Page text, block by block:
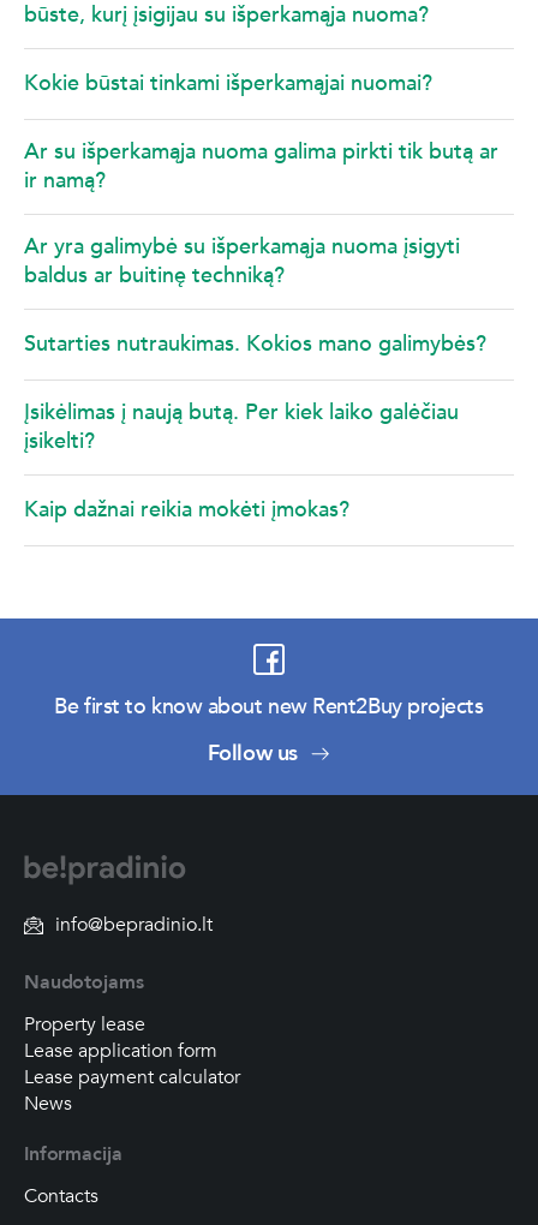
būste, kurį įsigijau su išperkamąja nuoma?
Kokie būstai tinkami išperkamąjai nuomai?
Ar su išperkamąja nuoma galima pirkti tik butą ar
ir namą?
Ar yra galimybė su išperkamąja nuoma įsigyti
baldus ar buitinę techniką?
Sutarties nutraukimas. Kokios mano galimybės?
Įsikėlimas į naują butą. Per kiek laiko galėčiau
įsikelti?
Kaip dažnai reikia mokėti įmokas?
Be first to know about new Rent2Buy projects
Follow us
info@bepradinio.lt
Naudotojams
Property lease
Lease application form
Lease payment calculator
News
Informacija
Contacts